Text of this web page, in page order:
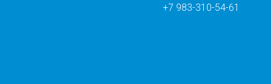
+7 983-310-54-61